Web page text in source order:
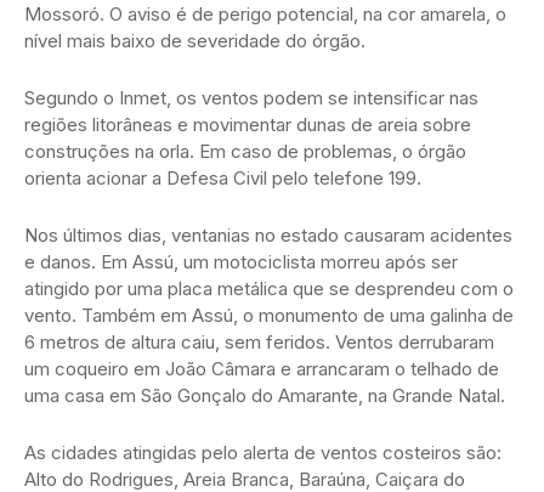
Mossoró. O aviso é de perigo potencial, na cor amarela, o
nível mais baixo de severidade do órgão.
Segundo o Inmet, os ventos podem se intensificar nas
regiões litorâneas e movimentar dunas de areia sobre
construções na orla. Em caso de problemas, o órgão
orienta acionar a Defesa Civil pelo telefone 199.
Nos últimos dias, ventanias no estado causaram acidentes
e danos. Em Assú, um motociclista morreu após ser
atingido por uma placa metálica que se desprendeu com o
vento. Também em Assú, o monumento de uma galinha de
6 metros de altura caiu, sem feridos. Ventos derrubaram
um coqueiro em João Câmara e arrancaram o telhado de
uma casa em São Gonçalo do Amarante, na Grande Natal.
As cidades atingidas pelo alerta de ventos costeiros são:
Alto do Rodrigues, Areia Branca, Baraúna, Caiçara do